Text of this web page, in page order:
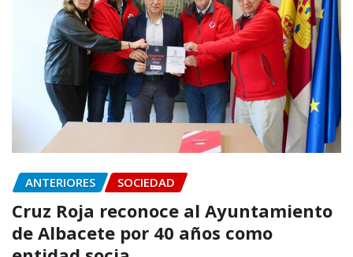
ANTERIORES SOCIEDAD
Cruz Roja reconoce al Ayuntamiento
de Albacete por 40 años como